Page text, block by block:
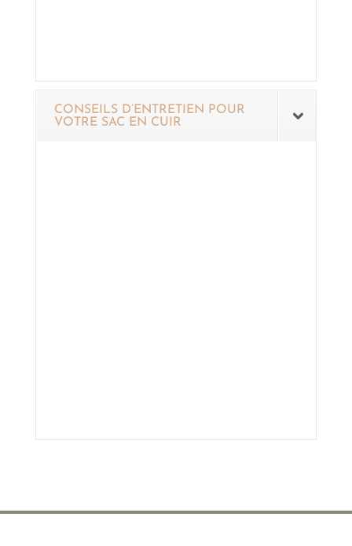
CONSEILS D’ENTRETIEN POUR
VOTRE SAC EN CUIR